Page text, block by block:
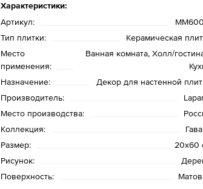
Характеристики:
Артикул:
Тип плитки:
Керамическая
Место
применения:
Ванная комната, Холл/
Назначение:
Декор для настенной
Производитель:
Место производства:
Коллекция:
Размер:
20x60
Рисунок:
Поверхность: